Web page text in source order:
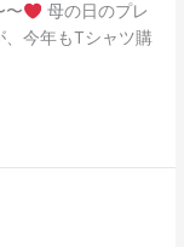
〜
母の日のプレ
、今年もTシャツ購